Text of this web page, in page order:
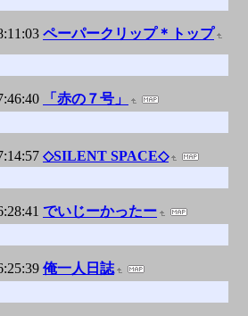
ペーパークリップ＊トップ
「赤の７号」
◇SILENT SPACE◇
でいじーかったー
俺一人日誌